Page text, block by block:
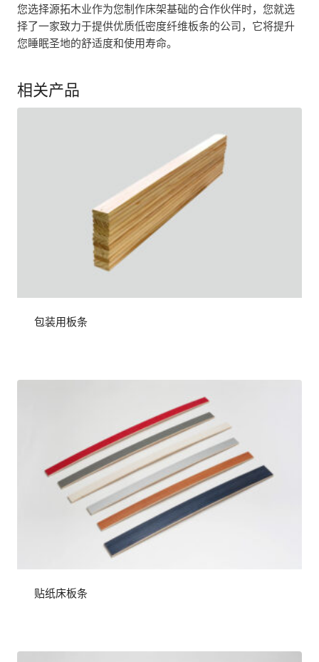
您选择源拓木业作为您制作床架基础的合作伙伴时，您就选
择了一家致力于提供优质低密度纤维板条的公司，它将提升
您睡眠圣地的舒适度和使用寿命。
相关产品
包装用板条
贴纸床板条